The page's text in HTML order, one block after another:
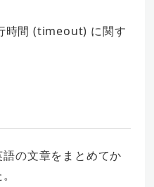
時間 (timeout) に関す
の文章をまとめてか